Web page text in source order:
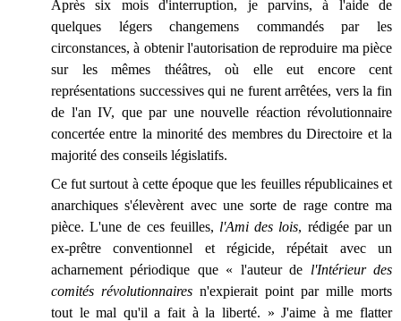
Après six mois d'interruption, je parvins, à l'aide de
quelques légers changemens commandés par les
circonstances, à obtenir l'autorisation de reproduire ma pièce
sur les mêmes théâtres, où elle eut encore cent
représentations successives qui ne furent arrêtées, vers la fin
de l'an IV, que par une nouvelle réaction révolutionnaire
concertée entre la minorité des membres du Directoire et la
majorité des conseils législatifs.
Ce fut surtout à cette époque que les feuilles républicaines et
anarchiques s'élevèrent avec une sorte de rage contre ma
pièce. L'une de ces feuilles, l'Ami des lois, rédigée par un
ex-prêtre conventionnel et régicide, répétait avec un
acharnement périodique que « l'auteur de l'Intérieur des
comités révolutionnaires n'expierait point par mille morts
tout le mal qu'il a fait à la liberté. » J'aime à me flatter